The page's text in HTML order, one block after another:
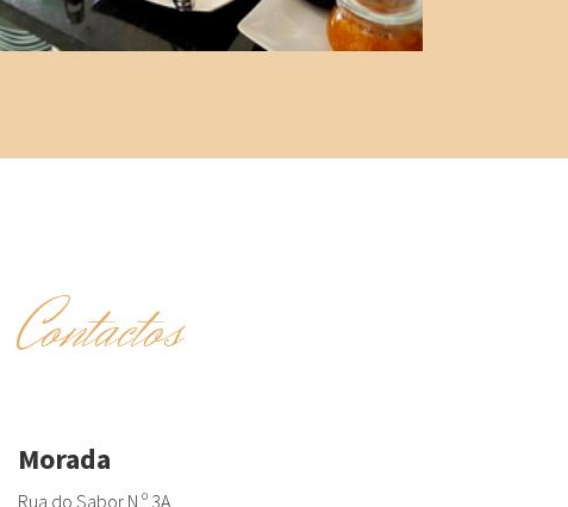
Contactos
Morada
Rua do Sabor N.º 3A